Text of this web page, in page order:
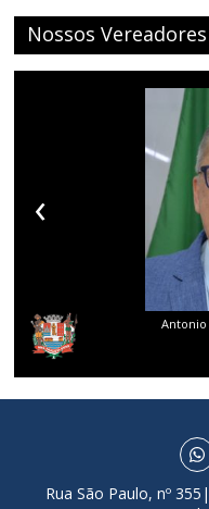
Nossos Vereadores
Antonio
‹
Rua São Paulo, nº